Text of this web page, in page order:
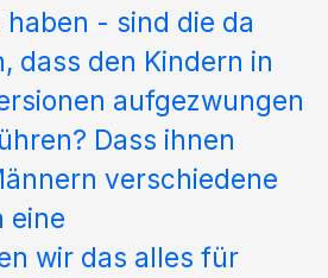
- sind die da
dass den Kindern in
aufgezwungen
Dass ihnen
verschiedene
eine
wir das alles für